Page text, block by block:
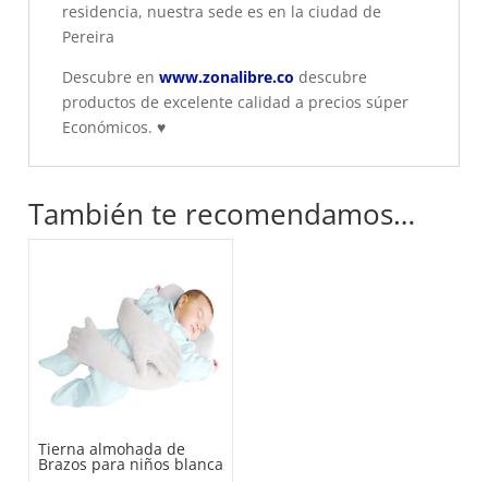
residencia, nuestra sede es en la ciudad de
Pereira
Descubre en www.zonalibre.co descubre
productos de excelente calidad a precios súper
Económicos. ♥
También te recomendamos…
Tierna almohada de
Brazos para niños blanca